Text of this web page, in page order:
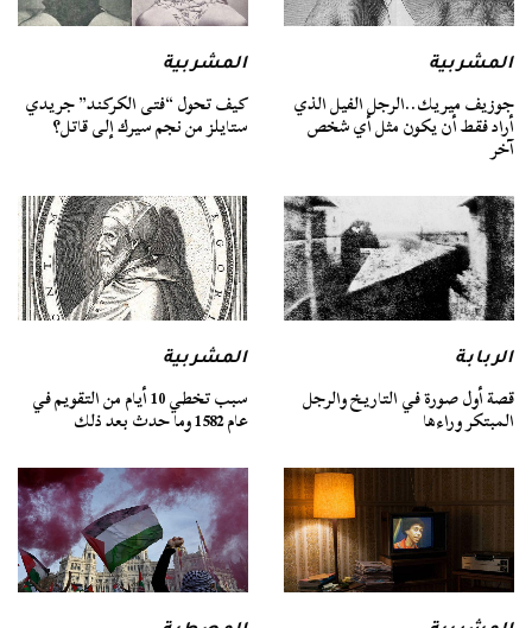
المشربية
جوزيف ميريك..الرجل الفيل الذي
أراد فقط أن يكون مثل أي شخص
آخر
المشربية
كيف تحول “فتى الكركند” جريدي
ستايلز من نجم سيرك إلى قاتل؟
الربابة
قصة أول صورة في التاريخ والرجل
المبتكر وراءها
المشربية
سبب تخطي 10 أيام من التقويم في
عام 1582 وما حدث بعد ذلك